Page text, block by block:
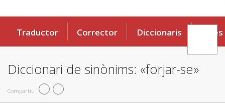
Traductor Corrector Diccionaris Eines
Diccionari de sinònims: «forjar-se»
Compartiu